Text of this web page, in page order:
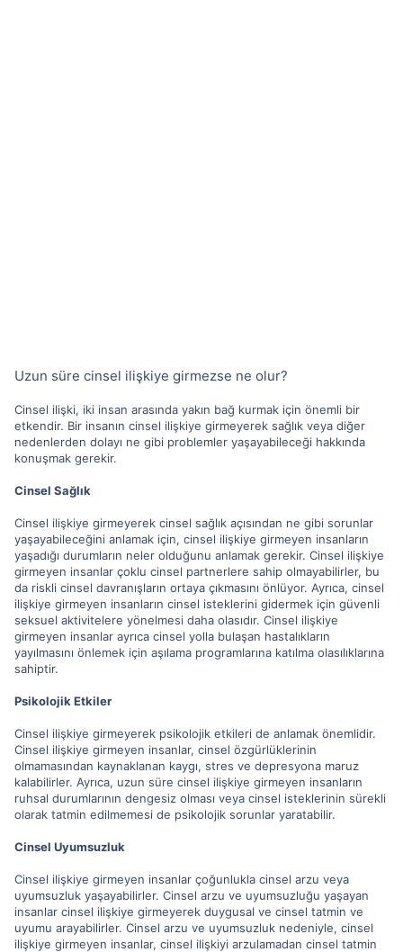
Uzun süre cinsel ilişkiye girmezse ne olur?
Cinsel ilişki, iki insan arasında yakın bağ kurmak için önemli bir
etkendir. Bir insanın cinsel ilişkiye girmeyerek sağlık veya diğer
nedenlerden dolayı ne gibi problemler yaşayabileceği hakkında
konuşmak gerekir.
Cinsel Sağlık
Cinsel ilişkiye girmeyerek cinsel sağlık açısından ne gibi sorunlar
yaşayabileceğini anlamak için, cinsel ilişkiye girmeyen insanların
yaşadığı durumların neler olduğunu anlamak gerekir. Cinsel ilişkiye
girmeyen insanlar çoklu cinsel partnerlere sahip olmayabilirler, bu
da riskli cinsel davranışların ortaya çıkmasını önlüyor. Ayrıca, cinsel
ilişkiye girmeyen insanların cinsel isteklerini gidermek için güvenli
seksuel aktivitelere yönelmesi daha olasıdır. Cinsel ilişkiye
girmeyen insanlar ayrıca cinsel yolla bulaşan hastalıkların
yayılmasını önlemek için aşılama programlarına katılma olasılıklarına
sahiptir.
Psikolojik Etkiler
Cinsel ilişkiye girmeyerek psikolojik etkileri de anlamak önemlidir.
Cinsel ilişkiye girmeyen insanlar, cinsel özgürlüklerinin
olmamasından kaynaklanan kaygı, stres ve depresyona maruz
kalabilirler. Ayrıca, uzun süre cinsel ilişkiye girmeyen insanların
ruhsal durumlarının dengesiz olması veya cinsel isteklerinin sürekli
olarak tatmin edilmemesi de psikolojik sorunlar yaratabilir.
Cinsel Uyumsuzluk
Cinsel ilişkiye girmeyen insanlar çoğunlukla cinsel arzu veya
uyumsuzluk yaşayabilirler. Cinsel arzu ve uyumsuzluğu yaşayan
insanlar cinsel ilişkiye girmeyerek duygusal ve cinsel tatmin ve
uyumu arayabilirler. Cinsel arzu ve uyumsuzluk nedeniyle, cinsel
ilişkiye girmeyen insanlar, cinsel ilişkiyi arzulamadan cinsel tatmin